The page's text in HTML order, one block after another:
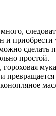
приобрести
сделать
простой.
гороховая